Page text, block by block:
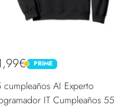
PRIME
PRIME
cumpleaños AI Experto
IT Cumpleaños 55